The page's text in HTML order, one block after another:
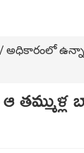
/ అధికారంలో